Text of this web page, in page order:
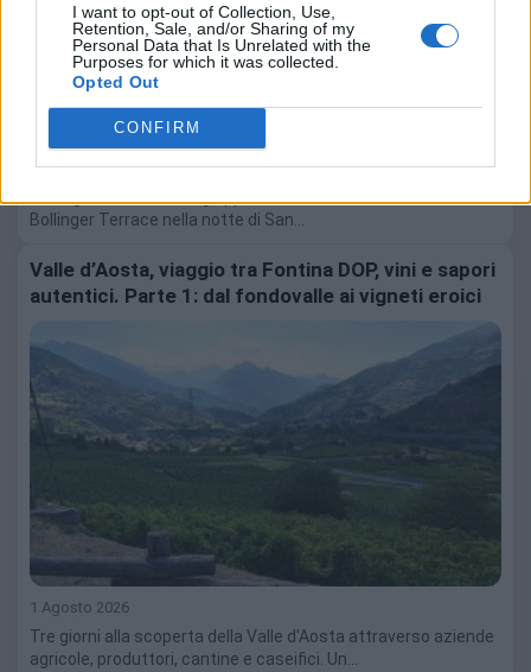
I want to opt-out of Collection, Use,
Retention, Sale, and/or Sharing of my
Personal Data that Is Unrelated with the
Purposes for which it was collected.
Opted Out
CONFIRM
7 Agosto 2026
Bollinger Terrace nella notte di San…
Valle d’Aosta, viaggio tra Fontina DOP, vini e sapori
autentici. Parte 1: dal fondovalle ai vigneti eroici
1 Agosto 2026
Tre giorni alla scoperta della Valle d'Aosta attraverso aziende
agricole, produttori, cantine e caseifici. Un…